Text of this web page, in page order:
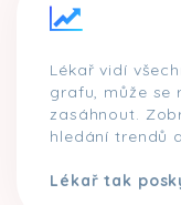
Lékař vidí
grafu, může se
zasáhnout.
hledání trendů
Lékař tak